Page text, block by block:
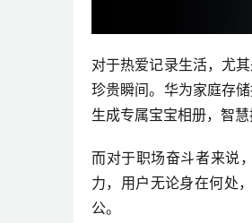
对于热爱记录生活，尤
珍贵瞬间。华为家庭存
生成专属宝宝相册，智
而对于职场奋斗者来说
力，用户无论身在何处
公。